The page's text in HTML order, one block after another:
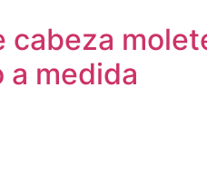
cabeza
a medida